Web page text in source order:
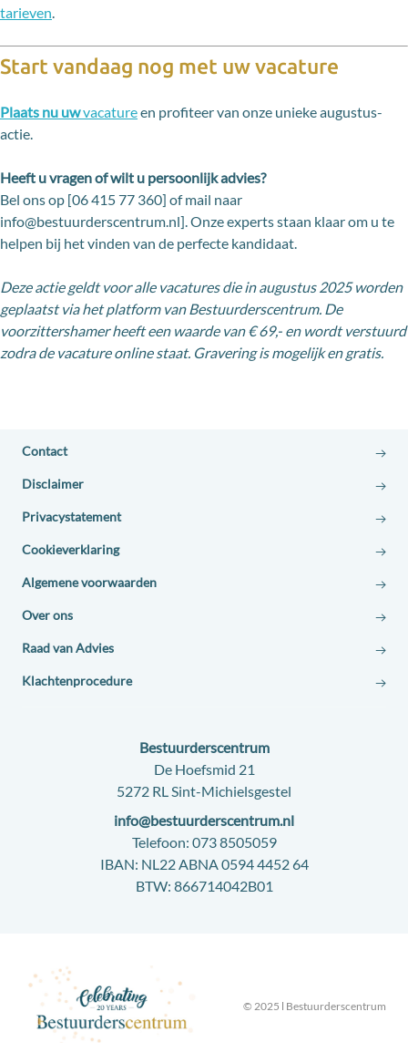
tarieven.
Start vandaag nog met uw vacature
Plaats nu uwvacatureen profiteer van onze unieke augustus-
actie.
Heeft u vragen of wilt u persoonlijk advies?
Bel ons op [06 415 77 360] of mail naar
info@bestuurderscentrum.nl]. Onze experts staan klaar om u te
helpen bij het vinden van de perfecte kandidaat.
Deze actie geldt voor alle vacatures die in augustus 2025 worden
geplaatst via het platform van Bestuurderscentrum. De
voorzittershamer heeft een waarde van € 69,- en wordt verstuurd
zodra de vacature online staat. Gravering is mogelijk en gratis.
Contact
Disclaimer
Privacystatement
Cookieverklaring
Algemene voorwaarden
Over ons
Raad van Advies
Klachtenprocedure
Contact:
Bestuurderscentrum
Adres:
De Hoefsmid 21
5272 RL Sint-Michielsgestel
E-
mail:
info@bestuurderscentrum.nl
Telefoon: 073 8505059
IBAN: NL22 ABNA 0594 4452 64
BTW: 866714042B01
© 2025 l Bestuurderscentrum